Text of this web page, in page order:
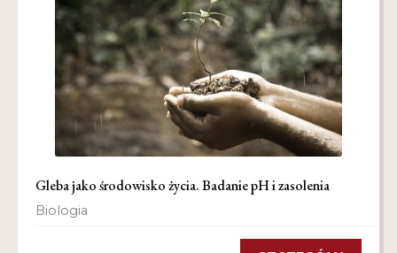
Gleba jako środowisko życia. Badanie pH i zasolenia
Biologia